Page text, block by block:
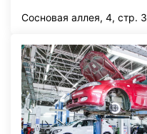
Сосновая аллея, 4, стр. 3